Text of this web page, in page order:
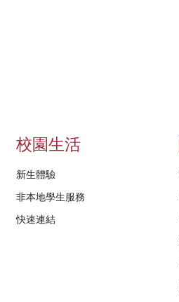
校園生活
新生體驗
非本地學生服務
快速連結